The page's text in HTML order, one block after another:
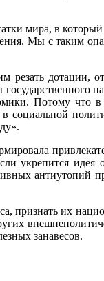
мира, в
Мы с таким
резать дотации,
Потому что в
социальной
укрепится идея
антиутопий
признать их
занавесов.